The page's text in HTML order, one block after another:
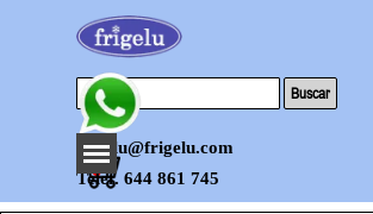
Telef. 644 861 745
frigelu@frigelu.com
Saltar menú
0
Buscar